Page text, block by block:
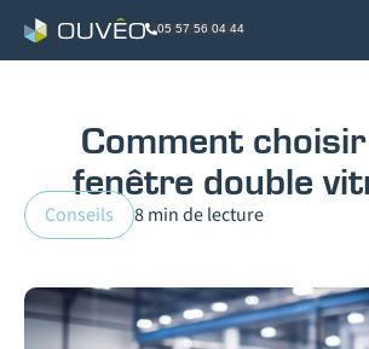
05 57 56 04 44
Comment
fenêtre double
Conseils 8 min de lecture